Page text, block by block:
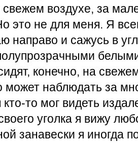
свежем воздухе, за
это не для меня. Я
направо и сажусь в
конечно, на
может наблюдать за
то мог видеть
уголка я вижу
занавески я иногда